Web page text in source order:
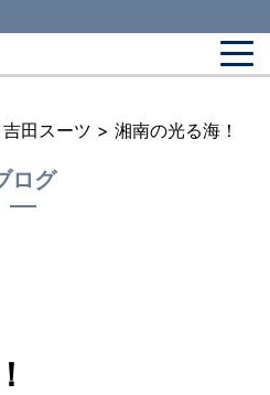
吉田スーツ > 湘南の光る海！
ログ